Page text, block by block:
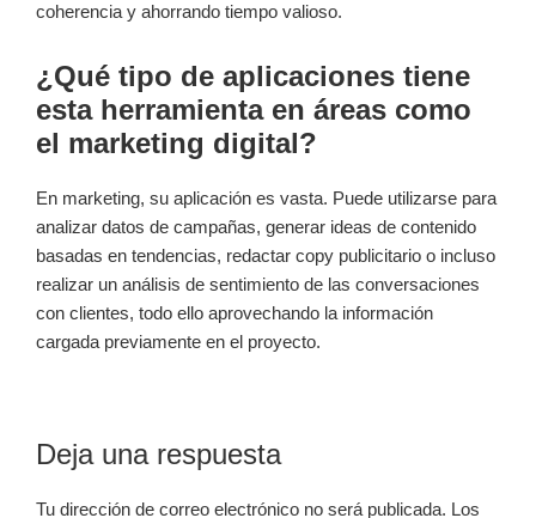
coherencia y ahorrando tiempo valioso.
¿Qué tipo de aplicaciones tiene
esta herramienta en áreas como
el marketing digital?
En marketing, su aplicación es vasta. Puede utilizarse para
analizar datos de campañas, generar ideas de contenido
basadas en tendencias, redactar copy publicitario o incluso
realizar un análisis de sentimiento de las conversaciones
con clientes, todo ello aprovechando la información
cargada previamente en el proyecto.
Interacciones
con
Deja una respuesta
Tu dirección de correo electrónico no será publicada. Los